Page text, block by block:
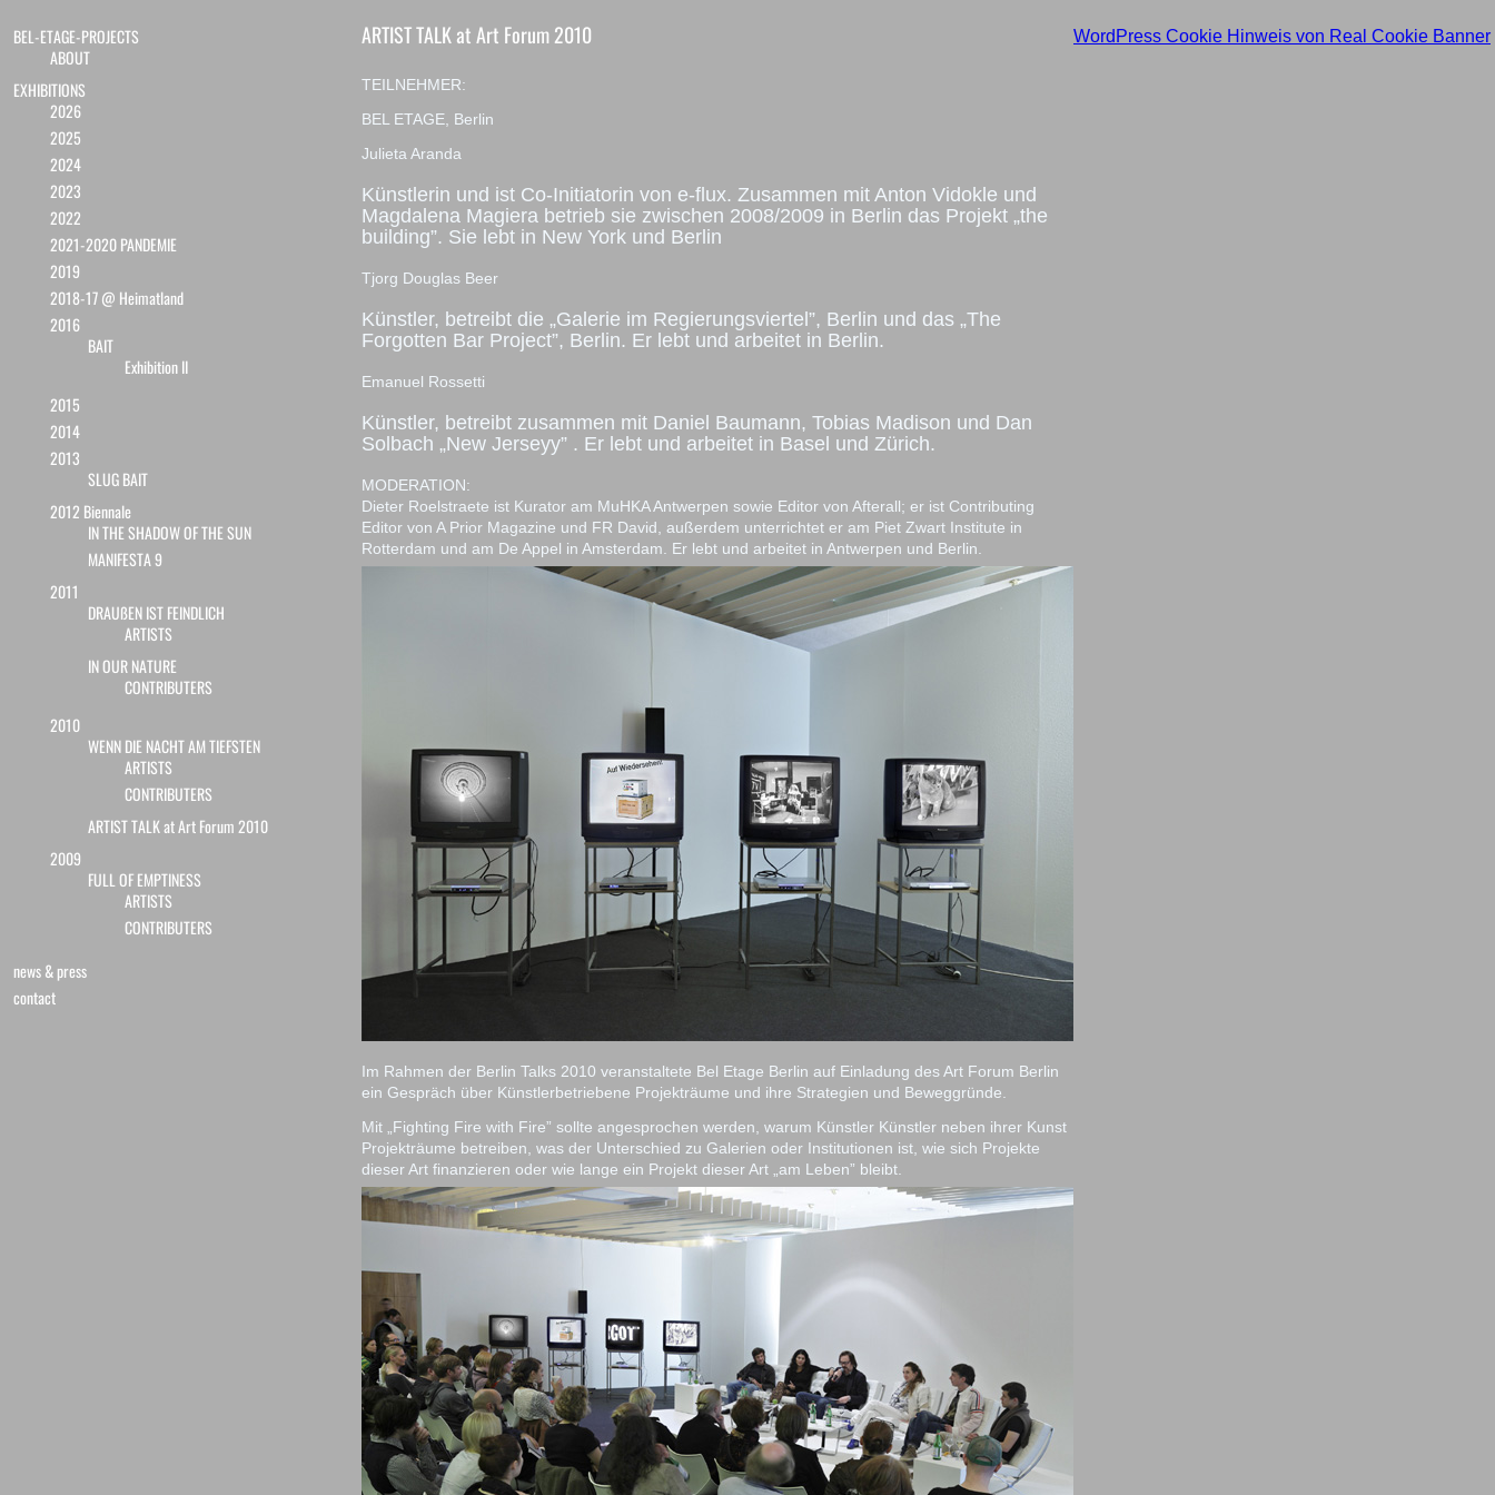
BEL-ETAGE-PROJECTS
ABOUT
EXHIBITIONS
2026
2025
2024
2023
2022
2021-2020 PANDEMIE
2019
2018-17 @ Heimatland
2016
BAIT
Exhibition II
2015
2014
2013
SLUG BAIT
2012 Biennale
IN THE SHADOW OF THE SUN
MANIFESTA 9
2011
DRAUßEN IST FEINDLICH
ARTISTS
IN OUR NATURE
CONTRIBUTERS
2010
WENN DIE NACHT AM TIEFSTEN
ARTISTS
CONTRIBUTERS
ARTIST TALK at Art Forum 2010
2009
FULL OF EMPTINESS
ARTISTS
CONTRIBUTERS
news & press
contact
ARTIST TALK at Art Forum 2010
TEILNEHMER:
BEL ETAGE, Berlin
Julieta Aranda
Künstlerin und ist Co-Initiatorin von e-flux. Zusammen mit Anton Vidokle und
Magdalena Magiera betrieb sie zwischen 2008/2009 in Berlin das Projekt „the
building”. Sie lebt in New York und Berlin
Tjorg Douglas Beer
Künstler, betreibt die „Galerie im Regierungsviertel”, Berlin und das „The
Forgotten Bar Project”, Berlin. Er lebt und arbeitet in Berlin.
Emanuel Rossetti
Künstler, betreibt zusammen mit Daniel Baumann, Tobias Madison und Dan
Solbach „New Jerseyy” . Er lebt und arbeitet in Basel und Zürich.
MODERATION:
Dieter Roelstraete ist Kurator am MuHKA Antwerpen sowie Editor von Afterall; er ist Contributing
Editor von A Prior Magazine und FR David, außerdem unterrichtet er am Piet Zwart Institute in
Rotterdam und am De Appel in Amsterdam. Er lebt und arbeitet in Antwerpen und Berlin.
Im Rahmen der Berlin Talks 2010 veranstaltete Bel Etage Berlin auf Einladung des Art Forum Berlin
ein Gespräch über Künstlerbetriebene Projekträume und ihre Strategien und Beweggründe.
Mit „Fighting Fire with Fire” sollte angesprochen werden, warum Künstler Künstler neben ihrer Kunst
Projekträume betreiben, was der Unterschied zu Galerien oder Institutionen ist, wie sich Projekte
dieser Art finanzieren oder wie lange ein Projekt dieser Art „am Leben” bleibt.
WordPress Cookie Hinweis von Real Cookie Banner